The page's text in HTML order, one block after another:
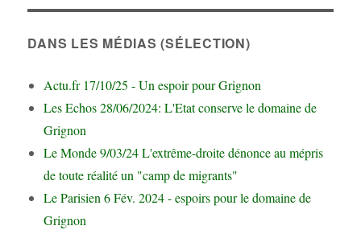
DANS LES MÉDIAS (SÉLECTION)
Actu.fr 17/10/25 - Un espoir pour Grignon
Les Echos 28/06/2024: L'Etat conserve le domaine de
Grignon
Le Monde 9/03/24 L'extrême-droite dénonce au mépris
de toute réalité un "camp de migrants"
Le Parisien 6 Fév. 2024 - espoirs pour le domaine de
Grignon